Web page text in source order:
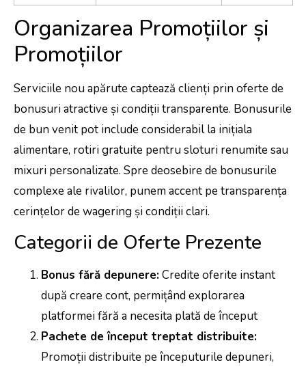
Organizarea Promoțiilor și
Promoțiilor
Serviciile nou apărute captează clienți prin oferte de
bonusuri atractive și condiții transparente. Bonusurile
de bun venit pot include considerabil la inițiala
alimentare, rotiri gratuite pentru sloturi renumite sau
mixuri personalizate. Spre deosebire de bonusurile
complexe ale rivalilor, punem accent pe transparența
cerințelor de wagering și condiții clari.
Categorii de Oferte Prezente
Bonus fără depunere:Credite oferite instant
după creare cont, permițând explorarea
platformei fără a necesita plată de început
Pachete de început treptat distribuite:
Promoții distribuite pe începuturile depuneri,